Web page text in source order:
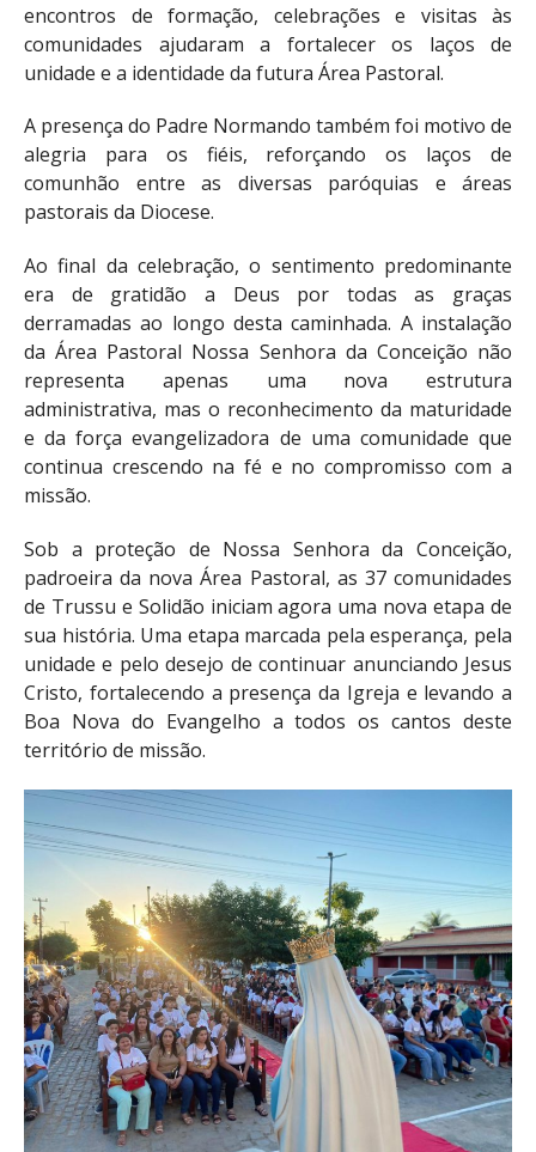
encontros de formação, celebrações e visitas às
comunidades ajudaram a fortalecer os laços de
unidade e a identidade da futura Área Pastoral.
A presença do Padre Normando também foi motivo de
alegria para os fiéis, reforçando os laços de
comunhão entre as diversas paróquias e áreas
pastorais da Diocese.
Ao final da celebração, o sentimento predominante
era de gratidão a Deus por todas as graças
derramadas ao longo desta caminhada. A instalação
da Área Pastoral Nossa Senhora da Conceição não
representa apenas uma nova estrutura
administrativa, mas o reconhecimento da maturidade
e da força evangelizadora de uma comunidade que
continua crescendo na fé e no compromisso com a
missão.
Sob a proteção de Nossa Senhora da Conceição,
padroeira da nova Área Pastoral, as 37 comunidades
de Trussu e Solidão iniciam agora uma nova etapa de
sua história. Uma etapa marcada pela esperança, pela
unidade e pelo desejo de continuar anunciando Jesus
Cristo, fortalecendo a presença da Igreja e levando a
Boa Nova do Evangelho a todos os cantos deste
território de missão.